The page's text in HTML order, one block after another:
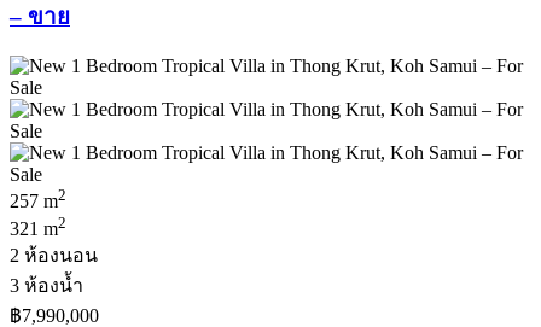
– ขาย
257 m2
321 m2
2 ห้องนอน
3 ห้องน้ำ
฿7,990,000